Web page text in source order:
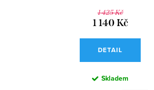
1 425 Kč
1 140 Kč
DETAIL
Skladem